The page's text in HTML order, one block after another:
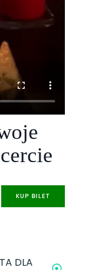
KUP BILET
DLA